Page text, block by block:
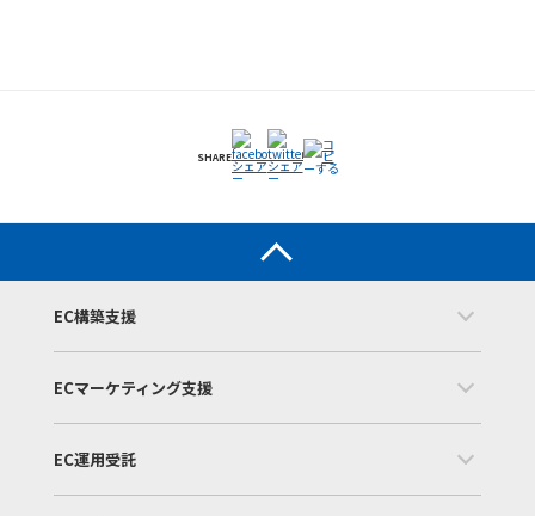
SHARE
EC構築支援
ECマーケティング支援
EC運用受託